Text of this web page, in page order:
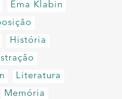
Ema Klabin
História
Literatura
Memória